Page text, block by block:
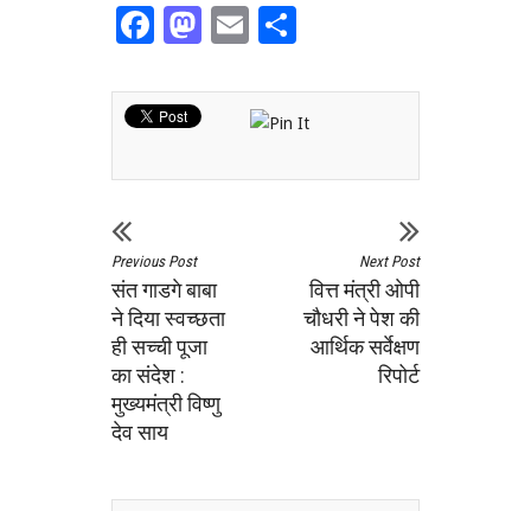
Facebook
Mastodon
Email
Previous Post
संत गाडगे बाबा
ने दिया स्वच्छता
ही सच्ची पूजा
का संदेश :
मुख्यमंत्री विष्णु
देव साय
Next Post
वित्त मंत्री ओपी
चौधरी ने पेश की
आर्थिक सर्वेक्षण
रिपोर्ट